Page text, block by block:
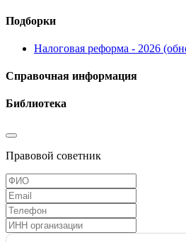
Подборки
Налоговая реформа - 2026
Справочная информация
Библиотека
Правовой советник